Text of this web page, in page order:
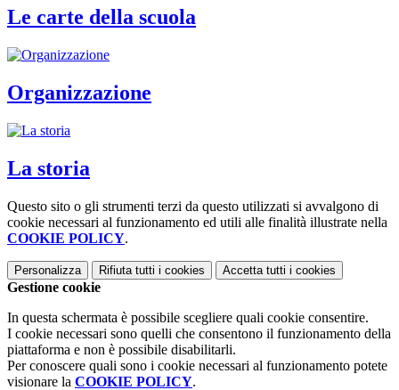
Le carte della scuola
Organizzazione
La storia
Questo sito o gli strumenti terzi da questo utilizzati si avvalgono di
cookie necessari al funzionamento ed utili alle finalità illustrate nella
COOKIE POLICY.
Personalizza Rifiuta tutti i cookies Accetta tutti i cookies
Gestione cookie
In questa schermata è possibile scegliere quali cookie consentire.
I cookie necessari sono quelli che consentono il funzionamento della
piattaforma e non è possibile disabilitarli.
Per conoscere quali sono i cookie necessari al funzionamento potete
visionare la COOKIE POLICY.